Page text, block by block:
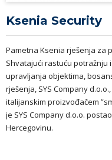
Ksenia Security
Pametna Ksenia rješenja za
Shvatajući rastuću
upravljanja objektima,
rješenja, SYS Company
italijanskim proizvođačem
je SYS Company d.o.o.
Hercegovinu.